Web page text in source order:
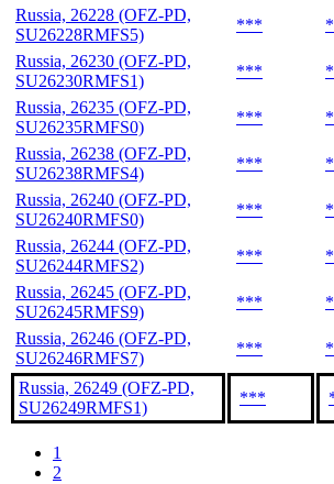
Russia, 26228 (OFZ-PD,
SU26228RMFS5)
***
Russia, 26230 (OFZ-PD,
SU26230RMFS1)
***
Russia, 26235 (OFZ-PD,
SU26235RMFS0)
***
Russia, 26238 (OFZ-PD,
SU26238RMFS4)
***
Russia, 26240 (OFZ-PD,
SU26240RMFS0)
***
Russia, 26244 (OFZ-PD,
SU26244RMFS2)
***
Russia, 26245 (OFZ-PD,
SU26245RMFS9)
***
Russia, 26246 (OFZ-PD,
SU26246RMFS7)
***
Russia, 26249 (OFZ-PD,
SU26249RMFS1)
***
1
2